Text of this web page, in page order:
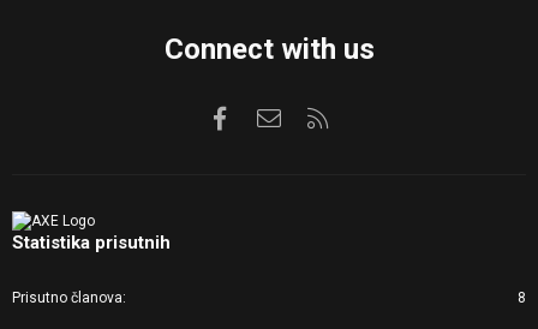
Connect with us
FacebookKontaktirajte nas
Statistika prisutnih
Prisutno članova 8